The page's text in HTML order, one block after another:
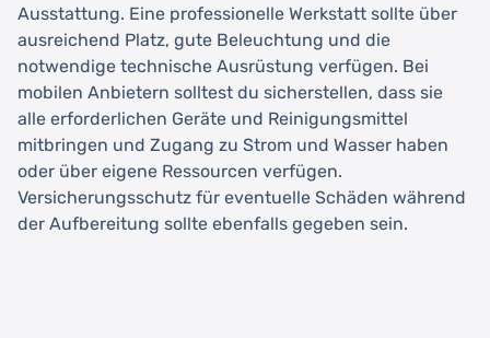
Ausstattung. Eine professionelle Werkstatt sollte über
ausreichend Platz, gute Beleuchtung und die
notwendige technische Ausrüstung verfügen. Bei
mobilen Anbietern solltest du sicherstellen, dass sie
alle erforderlichen Geräte und Reinigungsmittel
mitbringen und Zugang zu Strom und Wasser haben
oder über eigene Ressourcen verfügen.
Versicherungsschutz für eventuelle Schäden während
der Aufbereitung sollte ebenfalls gegeben sein.